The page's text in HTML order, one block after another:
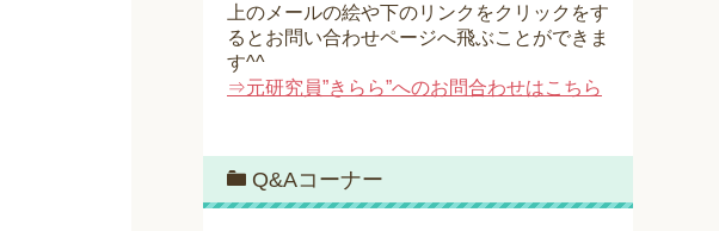
上のメールの絵や下のリンクをクリックをす
るとお問い合わせページへ飛ぶことができま
す^^
⇒元研究員”きらら”へのお問合わせはこちら
Q&Aコーナー